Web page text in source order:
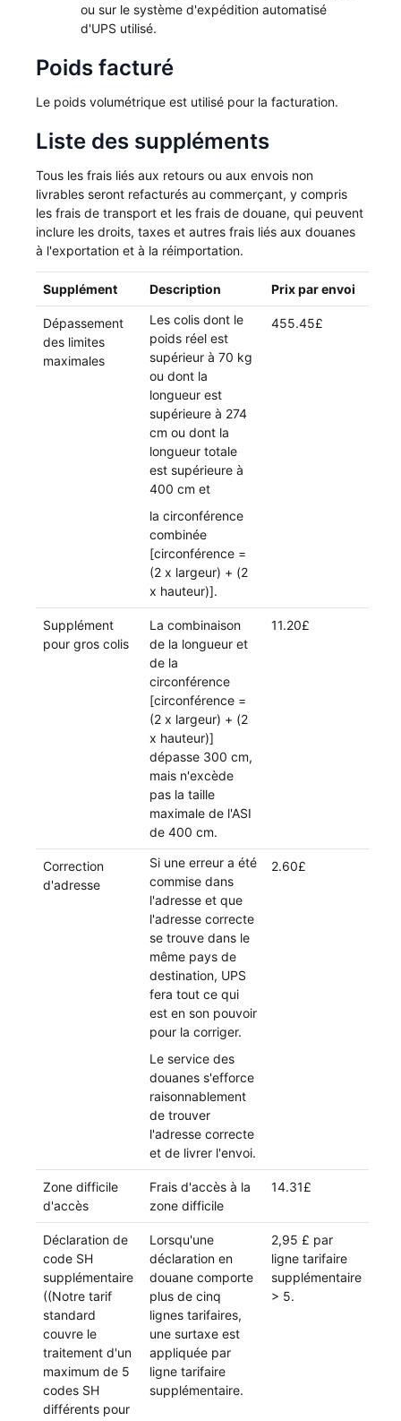
ou sur le système d'expédition automatisé
d'UPS utilisé.
Poids facturé
Le poids volumétrique est utilisé pour la facturation.
Liste des suppléments
Tous les frais liés aux retours ou aux envois non
livrables seront refacturés au commerçant, y compris
les frais de transport et les frais de douane, qui peuvent
inclure les droits, taxes et autres frais liés aux douanes
à l'exportation et à la réimportation.
Supplément Description Prix par envoi
Dépassement
des limites
maximales
Les colis dont le
poids réel est
supérieur à 70 kg
ou dont la
longueur est
supérieure à 274
cm ou dont la
longueur totale
est supérieure à
400 cm et
la circonférence
combinée
[circonférence =
(2 x largeur) + (2
x hauteur)].
455.45£
Supplément
pour gros colis
La combinaison
de la longueur et
de la
circonférence
[circonférence =
(2 x largeur) + (2
x hauteur)]
dépasse 300 cm,
mais n'excède
pas la taille
maximale de l'ASI
de 400 cm.
11.20£
Correction
d'adresse
Si une erreur a été
commise dans
l'adresse et que
l'adresse correcte
se trouve dans le
même pays de
destination, UPS
fera tout ce qui
est en son pouvoir
pour la corriger.
Le service des
douanes s'efforce
raisonnablement
de trouver
l'adresse correcte
et de livrer l'envoi.
2.60£
Zone difficile
d'accès
Frais d'accès à la
zone difficile
14.31£
Déclaration de
code SH
supplémentaire
((Notre tarif
standard
couvre le
traitement d'un
maximum de 5
codes SH
différents pour
Lorsqu'une
déclaration en
douane comporte
plus de cinq
lignes tarifaires,
une surtaxe est
appliquée par
ligne tarifaire
supplémentaire.
2,95 £ par
ligne tarifaire
supplémentaire
> 5.